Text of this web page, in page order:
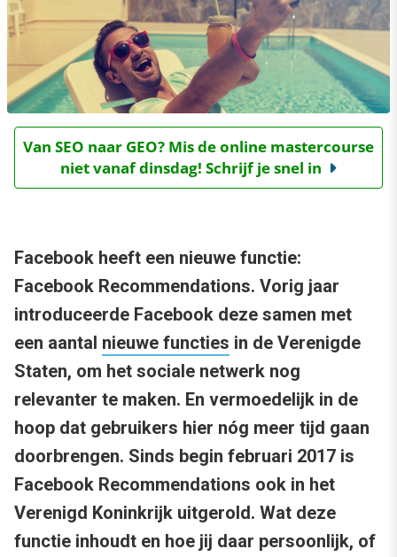
Van SEO naar GEO? Mis de online mastercourse
niet vanaf dinsdag! Schrijf je snel in
Facebook heeft een nieuwe functie:
Facebook Recommendations. Vorig jaar
introduceerde Facebook deze samen met
een aantal nieuwe functies in de Verenigde
Staten, om het sociale netwerk nog
relevanter te maken. En vermoedelijk in de
hoop dat gebruikers hier nóg meer tijd gaan
doorbrengen. Sinds begin februari 2017 is
Facebook Recommendations ook in het
Verenigd Koninkrijk uitgerold. Wat deze
functie inhoudt en hoe jij daar persoonlijk, of